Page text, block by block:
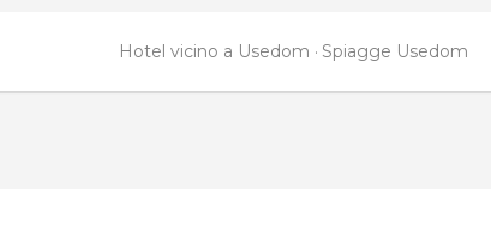
Hotel vicino a Usedom Spiagge Usedom